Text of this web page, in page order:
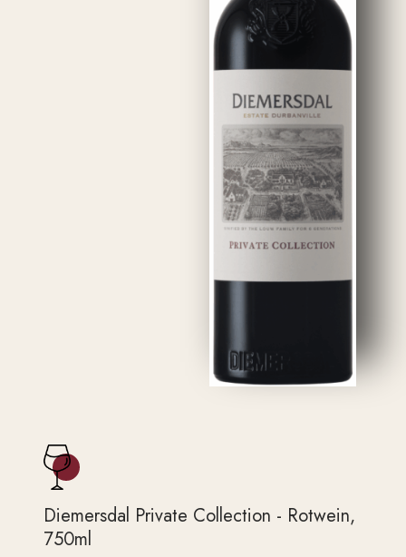
Diemersdal Private Collection - Rotwein,
750ml